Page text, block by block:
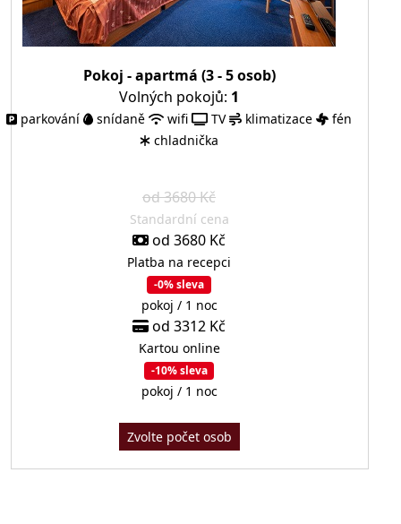
Pokoj - apartmá (3 - 5 osob)
Volných pokojů: 1
parkování snídaně wifi TV klimatizace
fén
chladnička
od 3680 Kč
Standardní cena
od 3680 Kč
Platba na recepci
-0% sleva
pokoj / 1 noc
od 3312 Kč
Kartou online
-10% sleva
pokoj / 1 noc
Zvolte počet osob